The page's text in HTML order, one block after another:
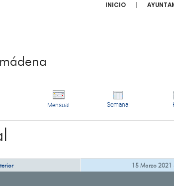
INICIO
Mensual Semanal
15 Marzo 2021